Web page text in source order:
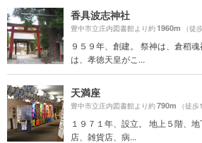
香具波志神社
豊中市立庄内図書館より約1960m （徒
９５９年、創建。 祭神は、倉稻
は、孝徳天皇がこ...
天満座
豊中市立庄内図書館より約790m （徒歩
１９７１年、設立。 地上５階、
店、雑貨店、病...